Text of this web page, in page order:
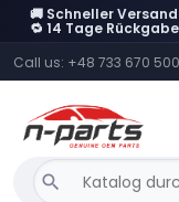
🚚 Schneller
🔁 14 Tage
Call us: +48 733 670 500
search
DERZEIT NICHT AUF